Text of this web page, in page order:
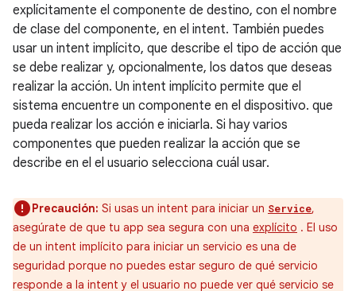
explícitamente el componente de destino, con el nombre
de clase del componente, en el intent. También puedes
usar un intent implícito, que describe el tipo de acción que
se debe realizar y, opcionalmente, los datos que deseas
realizar la acción. Un intent implícito permite que el
sistema encuentre un componente en el dispositivo. que
pueda realizar los acción e iniciarla. Si hay varios
componentes que pueden realizar la acción que se
describe en el el usuario selecciona cuál usar.
Precaución: Si usas un intent para iniciar un Service,
asegúrate de que tu app sea segura con una explícito . El uso
de un intent implícito para iniciar un servicio es una de
seguridad porque no puedes estar seguro de qué servicio
responde a la intent y el usuario no puede ver qué servicio se